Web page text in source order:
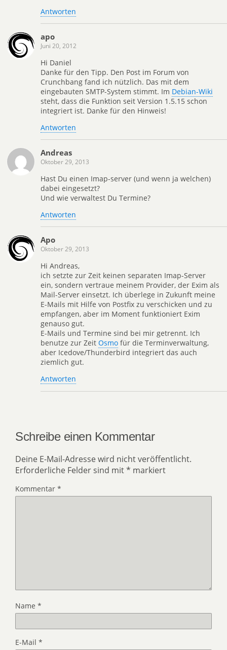
Antworten
apo
Juni 20, 2012
Hi Daniel
Danke für den Tipp. Den Post im Forum von
Crunchbang fand ich nützlich. Das mit dem
eingebauten SMTP-System stimmt. Im Debian-Wiki
steht, dass die Funktion seit Version 1.5.15 schon
integriert ist. Danke für den Hinweis!
Antworten
Andreas
Oktober 29, 2013
Hast Du einen Imap-server (und wenn ja welchen)
dabei eingesetzt?
Und wie verwaltest Du Termine?
Antworten
Apo
Oktober 29, 2013
Hi Andreas,
ich setzte zur Zeit keinen separaten Imap-Server
ein, sondern vertraue meinem Provider, der Exim als
Mail-Server einsetzt. Ich überlege in Zukunft meine
E-Mails mit Hilfe von Postfix zu verschicken und zu
empfangen, aber im Moment funktioniert Exim
genauso gut.
E-Mails und Termine sind bei mir getrennt. Ich
benutze zur Zeit Osmo für die Terminverwaltung,
aber Icedove/Thunderbird integriert das auch
ziemlich gut.
Antworten
Schreibe einen Kommentar
Deine E-Mail-Adresse wird nicht veröffentlicht.
Erforderliche Felder sind mit* markiert
Kommentar *
Name *
E-Mail *